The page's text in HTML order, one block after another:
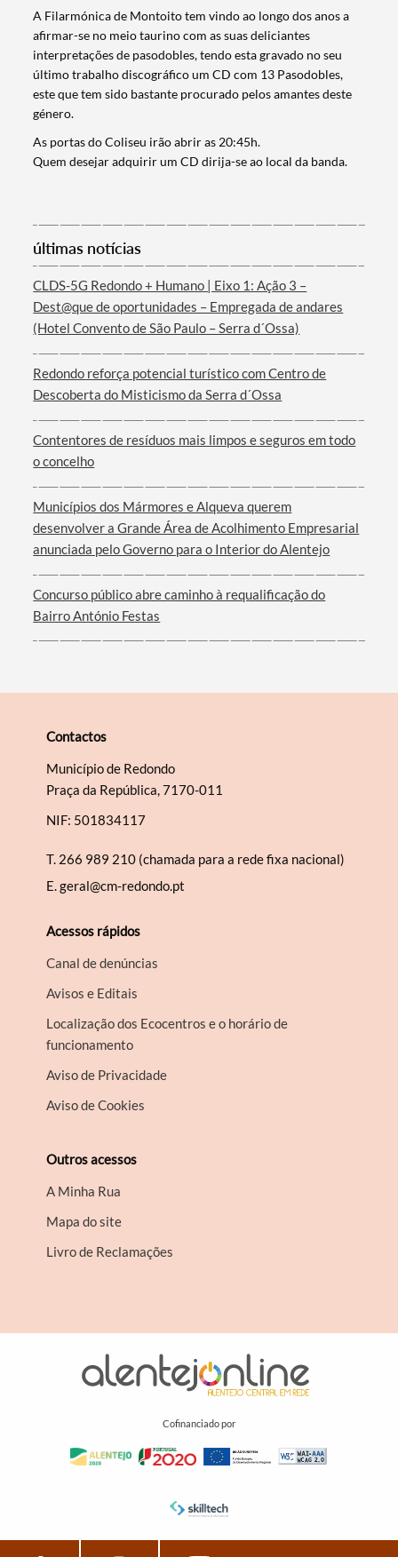
Termo de Pesquisa
Categorias gerais
Filtros
A Filarmónica de Montoito tem vindo ao longo dos anos a
afirmar-se no meio taurino com as suas deliciantes
interpretações de pasodobles, tendo esta gravado no seu
último trabalho discográfico um CD com 13 Pasodobles,
este que tem sido bastante procurado pelos amantes deste
género.
As portas do Coliseu irão abrir as 20:45h.
Quem desejar adquirir um CD dirija-se ao local da banda.
últimas notícias
CLDS-5G Redondo + Humano | Eixo 1: Ação 3 –
Dest@que de oportunidades – Empregada de andares
(Hotel Convento de São Paulo – Serra d´Ossa)
Redondo reforça potencial turístico com Centro de
Descoberta do Misticismo da Serra d´Ossa
Contentores de resíduos mais limpos e seguros em todo
o concelho
Municípios dos Mármores e Alqueva querem
desenvolver a Grande Área de Acolhimento Empresarial
anunciada pelo Governo para o Interior do Alentejo
Concurso público abre caminho à requalificação do
Bairro António Festas
Contactos
Município de Redondo
Praça da República, 7170-011
NIF: 501834117
T. 266 989 210 (chamada para a rede fixa nacional)
E.geral@cm-redondo.pt
Acessos rápidos
Canal de denúncias
Avisos e Editais
Localização dos Ecocentros e o horário de
funcionamento
Aviso de Privacidade
Aviso de Cookies
Outros acessos
A Minha Rua
Mapa do site
Livro de Reclamações
Cofinanciado por